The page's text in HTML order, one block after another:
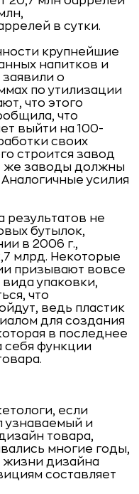
в сутки.
крупнейшие
напитков и
о
по утилизации
что этого
что
выйти на 100-
своих
строится завод
же заводы должны
усилия
результатов не
бутылок,
в 2006 г.,
млрд. Некоторые
призывают вовсе
вида упаковки,
что
ведь пластик
для создания
в последнее
себя функции
если
узнаваемый и
товара,
многие годы,
жизни дизайна
составляет